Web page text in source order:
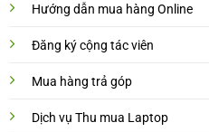
Hướng dẫn mua hàng Online
Đăng ký cộng tác viên
Mua hàng trả góp
Dịch vụ Thu mua Laptop